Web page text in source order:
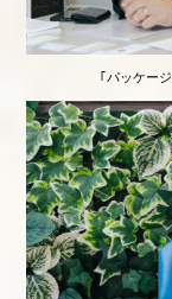
｢パッケー